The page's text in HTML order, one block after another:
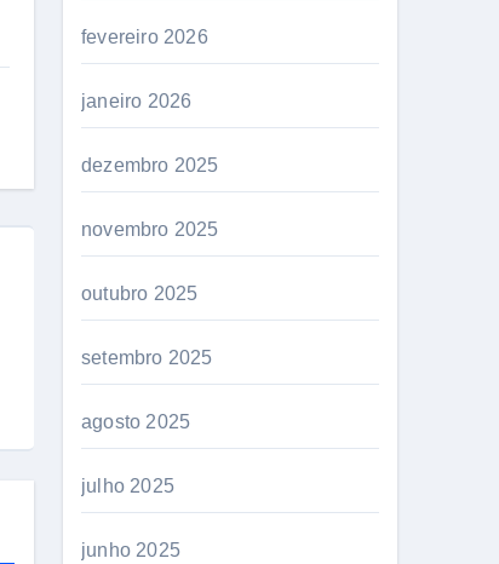
fevereiro 2026
janeiro 2026
dezembro 2025
novembro 2025
outubro 2025
setembro 2025
agosto 2025
julho 2025
junho 2025